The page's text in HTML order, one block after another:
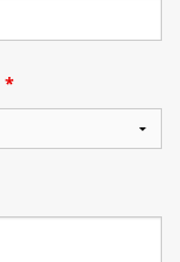
*